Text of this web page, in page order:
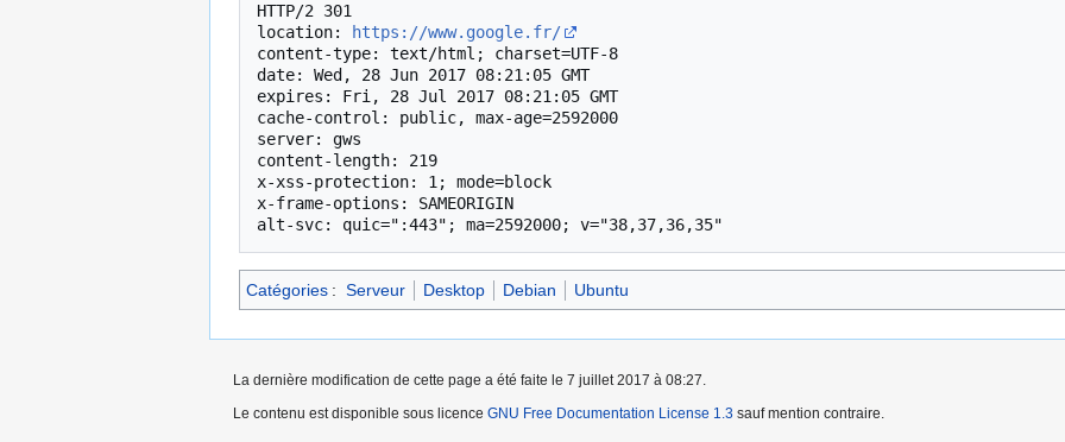
HTTP/2 301
location:
https://www.google.fr/
content-type: text/html; charset=UTF-8
date: Wed, 28 Jun 2017 08:21:05 GMT
expires: Fri, 28 Jul 2017 08:21:05 GMT
cache-control: public, max-age=2592000
server: gws
content-length: 219
x-xss-protection: 1; mode=block
x-frame-options: SAMEORIGIN
alt-svc: quic=":443"; ma=2592000; v="38,37,36,35"
Catégories : Serveur Desktop Debian Ubuntu
La dernière modification de cette page a été faite le 7 juillet 2017 à 08:27.
Le contenu est disponible sous licence GNU Free Documentation License 1.3 sauf mention contraire.